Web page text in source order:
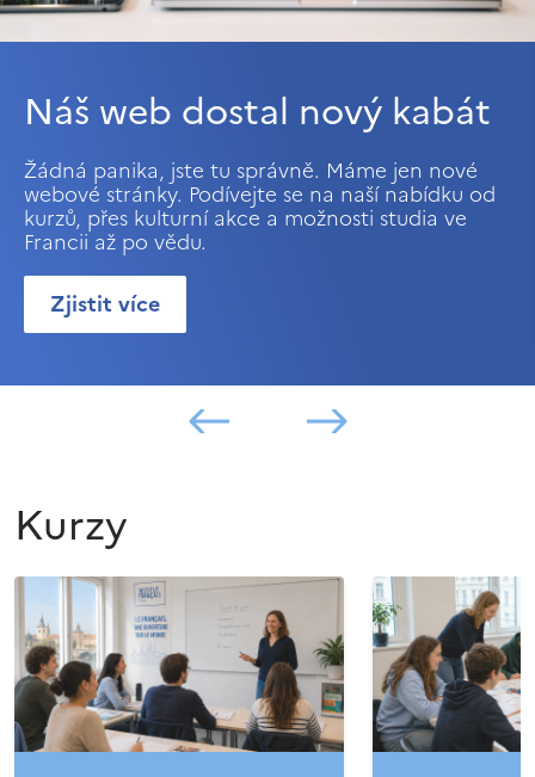
Náš web dostal nový kabát
Žádná panika, jste tu správně. Máme jen nové
webové stránky. Podívejte se na naší nabídku od
kurzů, přes kulturní akce a možnosti studia ve
Francii až po vědu.
Zjistit více
Kurzy